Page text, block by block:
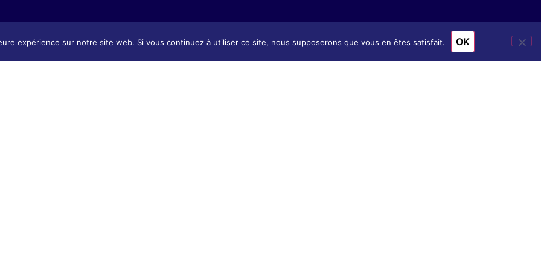
expérience sur notre site web. Si vous continuez à utiliser ce site, nous supposerons que vous en êtes satisfait. OK